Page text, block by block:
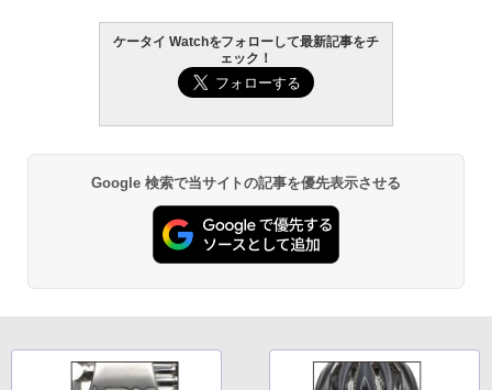
ケータイ Watchをフォローして最新記事をチ
ェック！
Google 検索で当サイトの記事を優先表示させる